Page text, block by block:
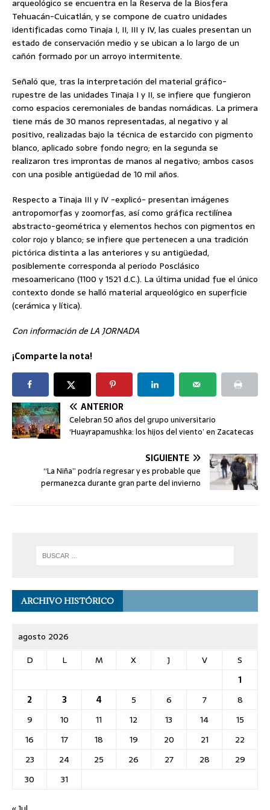
arqueológico se encuentra en la Reserva de la Biosfera
Tehuacán-Cuicatlán, y se compone de cuatro unidades
identificadas como Tinaja I, II, III y IV, las cuales presentan un
estado de conservación medio y se ubican a lo largo de un
cañón formado por un arroyo intermitente.
Señaló que, tras la interpretación del material gráfico-
rupestre de las unidades Tinaja I y II, se infiere que fungieron
como espacios ceremoniales de bandas nomádicas. La primera
tiene más de 30 manos representadas, al negativo y al
positivo, realizadas bajo la técnica de estarcido con pigmento
blanco, aplicado sobre fondo negro; en la segunda se
realizaron tres improntas de manos al negativo; ambos casos
con una posible antigüedad de 10 mil años.
Respecto a Tinaja III y IV -explicó- presentan imágenes
antropomorfas y zoomorfas, así como gráfica rectilínea
abstracto-geométrica y elementos hechos con pigmentos en
color rojo y blanco; se infiere que pertenecen a una tradición
pictórica distinta a las anteriores y su antigüedad,
posiblemente corresponda al periodo Posclásico
mesoamericano (1100 y 1521 d.C.). La última unidad fue el único
contexto donde se halló material arqueológico en superficie
(cerámica y lítica).
Con información de LA JORNADA
¡Comparte la nota!
ANTERIOR
Celebran 50 años del grupo universitario
‘Huayrapamushka: los hijos del viento’ en Zacatecas
SIGUIENTE
“La Niña” podría regresar y es probable que
permanezca durante gran parte del invierno
ARCHIVO HISTÓRICO
agosto 2026
D
L M X J V
S
1
2
3 4 5 6 7
8
9
10 11 12 13 14
15
16
17 18 19 20 21
22
23
24 25 26 27 28
29
30
31